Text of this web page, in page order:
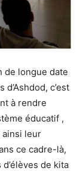
de longue date
c’est
à rendre
éducatif ,
leur
ce cadre-là,
de kita